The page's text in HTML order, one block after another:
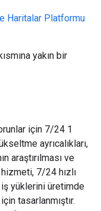
Haritalar Platformu
yakın bir
için 7/24 1
ayrıcalıkları,
araştırılması ve
7/24 hızlı
yüklerini üretimde
tasarlanmıştır.